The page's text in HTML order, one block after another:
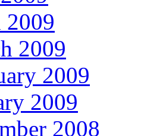
2009
2009
2009
2008